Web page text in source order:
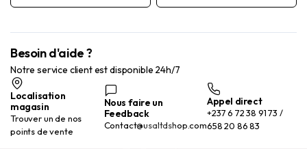
Besoin d'aide ?
Notre service client est disponible 24h/7
Localisation
magasin
Trouver un de nos
points de vente
Nous faire un
Feedback
Contact@usaltdshop.com
Appel direct
+237 6 72 38 91 73 /
658 20 86 83